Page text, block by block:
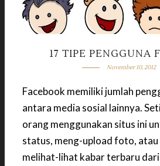
17 TIPE PENGGUNA
November 10, 2012
Facebook memiliki jumlah
antara media sosial lainnya.
orang menggunakan situs ini
status, meng-upload foto, atau
melihat-lihat kabar terbaru